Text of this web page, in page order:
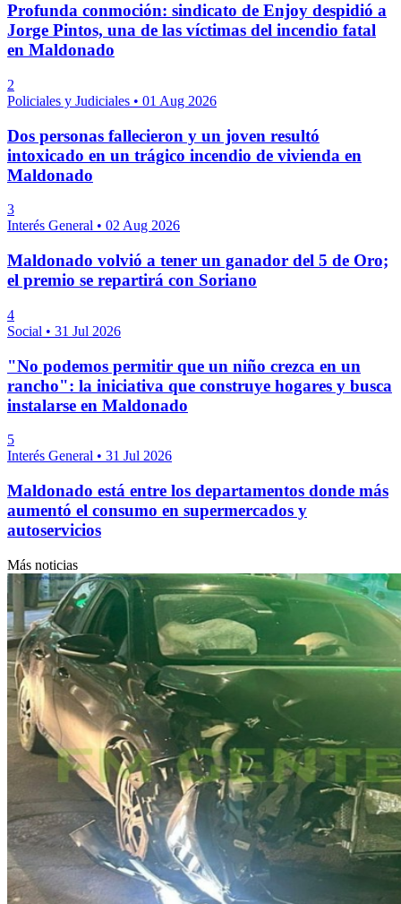
Profunda conmoción: sindicato de Enjoy despidió a
Jorge Pintos, una de las víctimas del incendio fatal
en Maldonado
2
Policiales y Judiciales • 01 Aug 2026
Dos personas fallecieron y un joven resultó
intoxicado en un trágico incendio de vivienda en
Maldonado
3
Interés General • 02 Aug 2026
Maldonado volvió a tener un ganador del 5 de Oro;
el premio se repartirá con Soriano
4
Social • 31 Jul 2026
"No podemos permitir que un niño crezca en un
rancho": la iniciativa que construye hogares y busca
instalarse en Maldonado
5
Interés General • 31 Jul 2026
Maldonado está entre los departamentos donde más
aumentó el consumo en supermercados y
autoservicios
Más noticias